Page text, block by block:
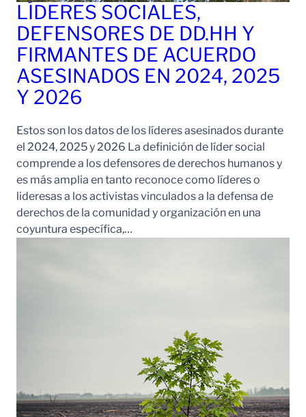
LÍDERES SOCIALES,
DEFENSORES DE DD.HH Y
FIRMANTES DE ACUERDO
ASESINADOS EN 2024, 2025
Y 2026
Estos son los datos de los líderes asesinados durante
el 2024, 2025 y 2026 La definición de líder social
comprende a los defensores de derechos humanos y
es más amplia en tanto reconoce como líderes o
lideresas a los activistas vinculados a la defensa de
derechos de la comunidad y organización en una
coyuntura específica,…